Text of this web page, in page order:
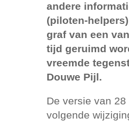
andere
(piloten-
graf van een
tijd geruimd
vreemde
Douwe Pijl.
De versie van
volgende